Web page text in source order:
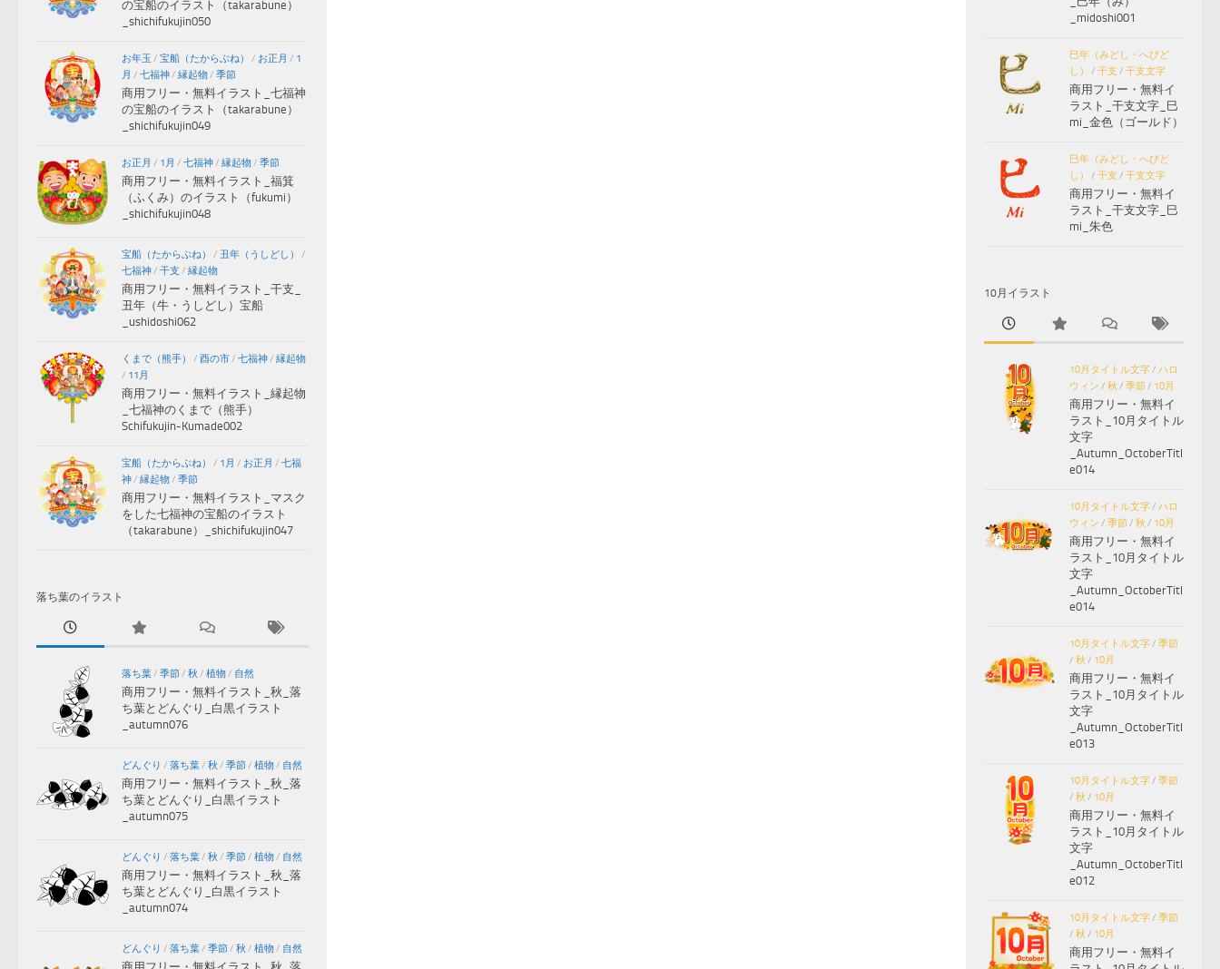
の宝船のイラスト（takarabune）
_shichifukujin050
お年玉 / 宝船（たからぶね） / お正月 / 1
月 / 七福神/ 縁起物/ 季節
商用フリー・無料イラスト_七福神
の宝船のイラスト（takarabune）
_shichifukujin049
お正月 / 1月 / 七福神/ 縁起物/ 季節
商用フリー・無料イラスト_福箕
（ふくみ）のイラスト（fukumi）
_shichifukujin048
宝船（たからぶね） / 丑年（うしどし）
/
七福神/ 干支 / 縁起物
商用フリー・無料イラスト_干支_
丑年（牛・うしどし）宝船
_ushidoshi062
くまで（熊手） / 酉の市/ 七福神/ 縁起物
/ 11月
商用フリー・無料イラスト_縁起物
_七福神のくまで（熊手）
Schifukujin-Kumade002
宝船（たからぶね） / 1月 / お正月 / 七福
神/ 縁起物/ 季節
商用フリー・無料イラスト_マスク
をした七福神の宝船のイラスト
（takarabune）_shichifukujin047
落ち葉のイラスト
落ち葉/ 季節/ 秋 / 植物/ 自然
商用フリー・無料イラスト_秋_落
ち葉とどんぐり_白黒イラスト
_autumn076
どんぐり / 落ち葉/ 秋 / 季節/ 植物/ 自然
商用フリー・無料イラスト_秋_落
ち葉とどんぐり_白黒イラスト
_autumn075
どんぐり / 落ち葉/ 秋 / 季節/ 植物/ 自然
商用フリー・無料イラスト_秋_落
ち葉とどんぐり_白黒イラスト
_autumn074
どんぐり / 落ち葉/ 季節/ 秋 / 植物/ 自然
_midoshi001
巳年（みどし・へびど
し）
/ 干支 / 干支文字
商用フリー・無料イ
ラスト_干支文字_巳
mi_金色（ゴールド）
巳年（みどし・へびど
し）
/ 干支 / 干支文字
商用フリー・無料イ
ラスト_干支文字_巳
mi_朱色
10月イラスト
10月タイトル文字/ ハロ
ウィン / 秋 / 季節/ 10月
商用フリー・無料イ
ラスト_10月タイトル
文字
_Autumn_OctoberTitl
e014
10月タイトル文字/ ハロ
ウィン / 季節/ 秋 / 10月
商用フリー・無料イ
ラスト_10月タイトル
文字
_Autumn_OctoberTitl
e014
10月タイトル文字/ 季節
/ 秋 / 10月
商用フリー・無料イ
ラスト_10月タイトル
文字
_Autumn_OctoberTitl
e013
10月タイトル文字/ 季節
/ 秋 / 10月
商用フリー・無料イ
ラスト_10月タイトル
文字
_Autumn_OctoberTitl
e012
10月タイトル文字/ 季節
/ 秋 / 10月
商用フリー・無料イ